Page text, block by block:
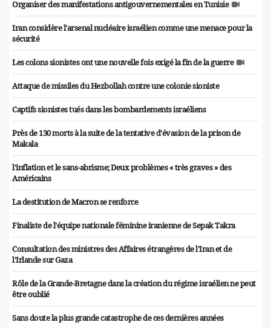
Organiser des manifestations antigouvernementales en Tunisie
Iran considère l'arsenal nucléaire israélien comme une menace pour la
sécurité
Les colons sionistes ont une nouvelle fois exigé la fin de la guerre
Attaque de missiles du Hezbollah contre une colonie sioniste
Captifs sionistes tués dans les bombardements israéliens
Près de 130 morts à la suite de la tentative d'évasion de la prison de
Makala
l'inflation et le sans-abrisme; Deux problèmes « très graves » des
Américains
La destitution de Macron se renforce
Finaliste de l'équipe nationale féminine iranienne de Sepak Takra
Consultation des ministres des Affaires étrangères de l'Iran et de
l'Irlande sur Gaza
Rôle de la Grande-Bretagne dans la création du régime israélien ne peut
être oublié
Sans doute la plus grande catastrophe de ces dernières années